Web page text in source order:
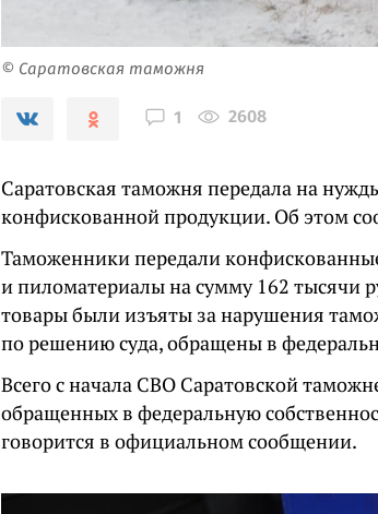
© Саратовская таможня
1 2608
Саратовская таможня передала на
конфискованной продукции. Об этом
Таможенники передали
и пиломатериалы на сумму 162 тысячи
товары были изъяты за нарушения
по решению суда, обращены в
Всего с начала СВО Саратовской
обращенных в федеральную
говорится в официальном сообщении.